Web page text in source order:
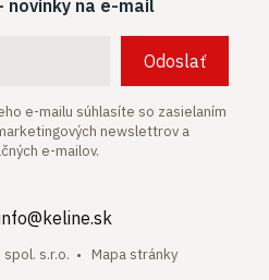
na e-mail
Odoslať
e-mailu súhlasíte so zasielaním
newslettrov a
e-mailov.
s.r.o. • Mapa stránky